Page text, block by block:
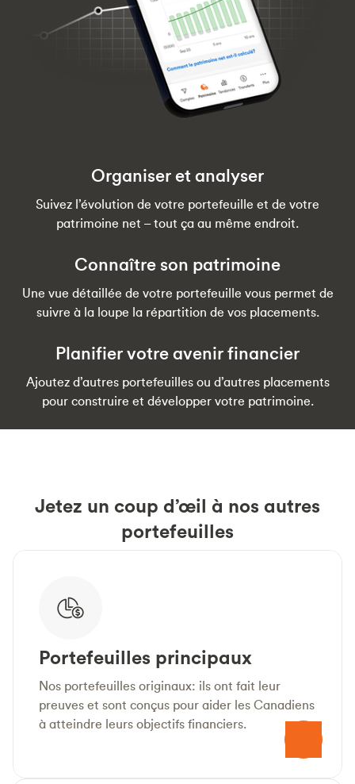
Organiser et analyser
Suivez l’évolution de votre portefeuille et de votre
patrimoine net – tout ça au même endroit.
Connaître son patrimoine
Une vue détaillée de votre portefeuille vous permet de
suivre à la loupe la répartition de vos placements.
Planifier votre avenir financier
Ajoutez d’autres portefeuilles ou d’autres placements
pour construire et développer votre patrimoine.
Jetez un coup d’œil à nos autres
portefeuilles
Portefeuilles principaux
Nos portefeuilles originaux: ils ont fait leur
preuves et sont conçus pour aider les Canadiens
à atteindre leurs objectifs financiers.